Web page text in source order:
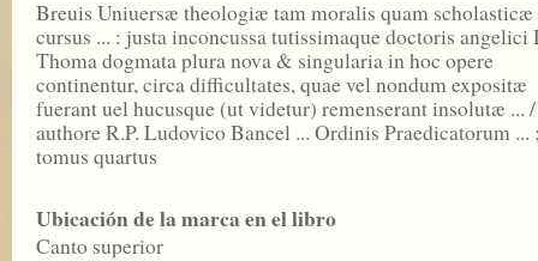
Breuis Uniuersæ theologiæ tam moralis quam scholasticæ
cursus ... : justa inconcussa tutissimaque doctoris angelici
Thoma dogmata plura nova & singularia in hoc opere
continentur, circa difficultates, quae vel nondum expositæ
fuerant uel hucusque (ut videtur) remenserant insolutæ ... /
authore R.P. Ludovico Bancel ... Ordinis Praedicatorum ...
tomus quartus
Ubicación de la marca en el libro
Canto superior